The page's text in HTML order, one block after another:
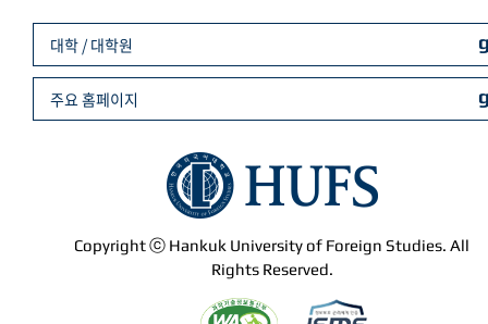
Copyright ⓒ Hankuk University of Foreign Studies. All
Rights Reserved.
대학 / 대학원
주요 홈페이지